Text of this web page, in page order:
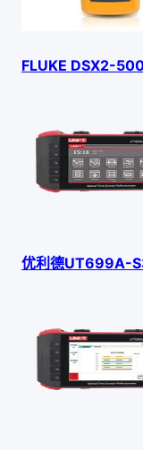
FLUKE DSX2-
优利德UT699A-